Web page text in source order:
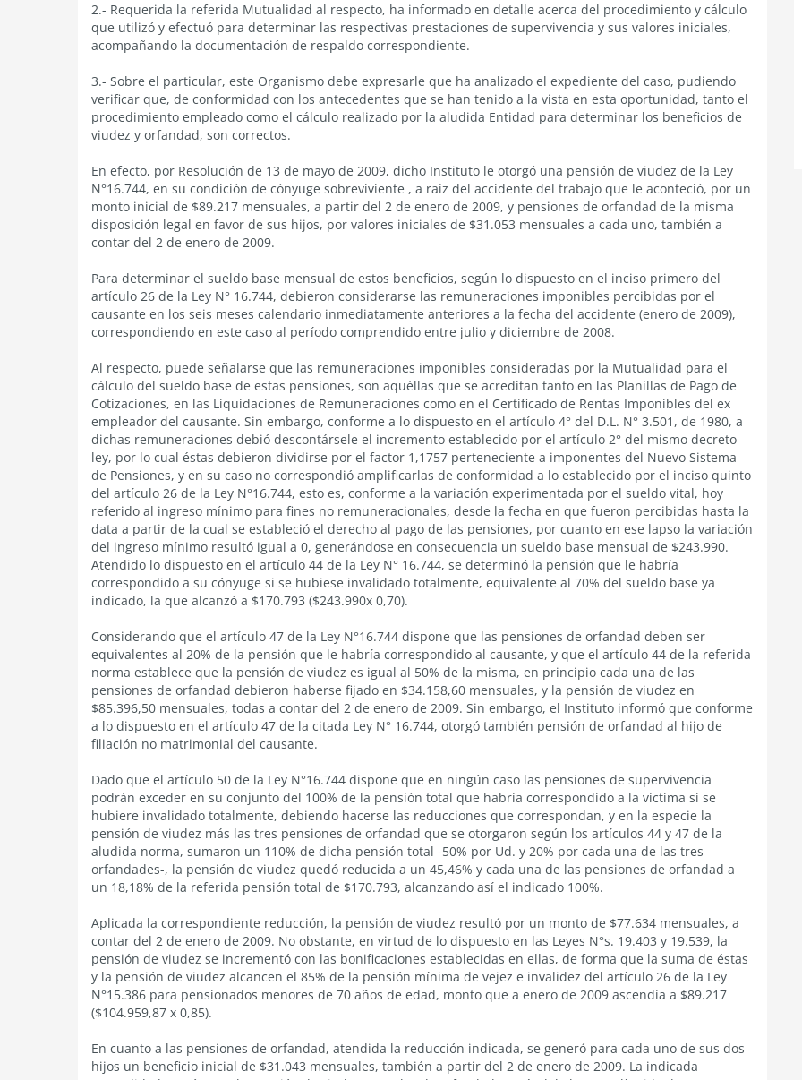
2.- Requerida la referida Mutualidad al respecto, ha informado en detalle acerca del procedimiento y cálculo
que utilizó y efectuó para determinar las respectivas prestaciones de supervivencia y sus valores iniciales,
acompañando la documentación de respaldo correspondiente.
3.- Sobre el particular, este Organismo debe expresarle que ha analizado el expediente del caso, pudiendo
verificar que, de conformidad con los antecedentes que se han tenido a la vista en esta oportunidad, tanto el
procedimiento empleado como el cálculo realizado por la aludida Entidad para determinar los beneficios de
viudez y orfandad, son correctos.
En efecto, por Resolución de 13 de mayo de 2009, dicho Instituto le otorgó una pensión de viudez de la Ley
N°16.744, en su condición de cónyuge sobreviviente , a raíz del accidente del trabajo que le aconteció, por un
monto inicial de $89.217 mensuales, a partir del 2 de enero de 2009, y pensiones de orfandad de la misma
disposición legal en favor de sus hijos, por valores iniciales de $31.053 mensuales a cada uno, también a
contar del 2 de enero de 2009.
Para determinar el sueldo base mensual de estos beneficios, según lo dispuesto en el inciso primero del
artículo 26 de la Ley N° 16.744, debieron considerarse las remuneraciones imponibles percibidas por el
causante en los seis meses calendario inmediatamente anteriores a la fecha del accidente (enero de 2009),
correspondiendo en este caso al período comprendido entre julio y diciembre de 2008.
Al respecto, puede señalarse que las remuneraciones imponibles consideradas por la Mutualidad para el
cálculo del sueldo base de estas pensiones, son aquéllas que se acreditan tanto en las Planillas de Pago de
Cotizaciones, en las Liquidaciones de Remuneraciones como en el Certificado de Rentas Imponibles del ex
empleador del causante. Sin embargo, conforme a lo dispuesto en el artículo 4° del D.L. N° 3.501, de 1980, a
dichas remuneraciones debió descontársele el incremento establecido por el artículo 2° del mismo decreto
ley, por lo cual éstas debieron dividirse por el factor 1,1757 perteneciente a imponentes del Nuevo Sistema
de Pensiones, y en su caso no correspondió amplificarlas de conformidad a lo establecido por el inciso quinto
del artículo 26 de la Ley N°16.744, esto es, conforme a la variación experimentada por el sueldo vital, hoy
referido al ingreso mínimo para fines no remuneracionales, desde la fecha en que fueron percibidas hasta la
data a partir de la cual se estableció el derecho al pago de las pensiones, por cuanto en ese lapso la variación
del ingreso mínimo resultó igual a 0, generándose en consecuencia un sueldo base mensual de $243.990.
Atendido lo dispuesto en el artículo 44 de la Ley N° 16.744, se determinó la pensión que le habría
correspondido a su cónyuge si se hubiese invalidado totalmente, equivalente al 70% del sueldo base ya
indicado, la que alcanzó a $170.793 ($243.990x 0,70).
Considerando que el artículo 47 de la Ley N°16.744 dispone que las pensiones de orfandad deben ser
equivalentes al 20% de la pensión que le habría correspondido al causante, y que el artículo 44 de la referida
norma establece que la pensión de viudez es igual al 50% de la misma, en principio cada una de las
pensiones de orfandad debieron haberse fijado en $34.158,60 mensuales, y la pensión de viudez en
$85.396,50 mensuales, todas a contar del 2 de enero de 2009. Sin embargo, el Instituto informó que conforme
a lo dispuesto en el artículo 47 de la citada Ley N° 16.744, otorgó también pensión de orfandad al hijo de
filiación no matrimonial del causante.
Dado que el artículo 50 de la Ley N°16.744 dispone que en ningún caso las pensiones de supervivencia
podrán exceder en su conjunto del 100% de la pensión total que habría correspondido a la víctima si se
hubiere invalidado totalmente, debiendo hacerse las reducciones que correspondan, y en la especie la
pensión de viudez más las tres pensiones de orfandad que se otorgaron según los artículos 44 y 47 de la
aludida norma, sumaron un 110% de dicha pensión total -50% por Ud. y 20% por cada una de las tres
orfandades-, la pensión de viudez quedó reducida a un 45,46% y cada una de las pensiones de orfandad a
un 18,18% de la referida pensión total de $170.793, alcanzando así el indicado 100%.
Aplicada la correspondiente reducción, la pensión de viudez resultó por un monto de $77.634 mensuales, a
contar del 2 de enero de 2009. No obstante, en virtud de lo dispuesto en las Leyes N°s. 19.403 y 19.539, la
pensión de viudez se incrementó con las bonificaciones establecidas en ellas, de forma que la suma de éstas
y la pensión de viudez alcancen el 85% de la pensión mínima de vejez e invalidez del artículo 26 de la Ley
N°15.386 para pensionados menores de 70 años de edad, monto que a enero de 2009 ascendía a $89.217
($104.959,87 x 0,85).
En cuanto a las pensiones de orfandad, atendida la reducción indicada, se generó para cada uno de sus dos
hijos un beneficio inicial de $31.043 mensuales, también a partir del 2 de enero de 2009. La indicada